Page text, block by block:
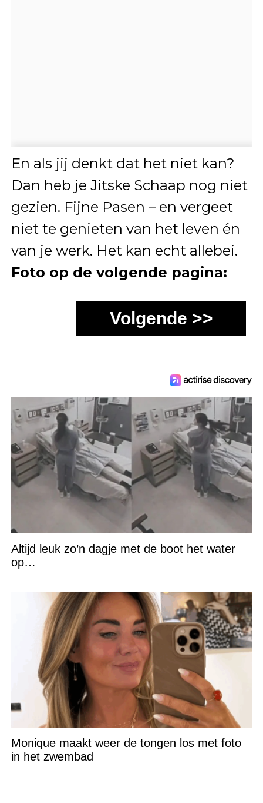
En als jij denkt dat het niet kan?
Dan heb je Jitske Schaap nog niet
gezien. Fijne Pasen – en vergeet
niet te genieten van het leven én
van je werk. Het kan echt allebei.
Foto op de volgende pagina:
Volgende >>
Altijd leuk zo’n dagje met de boot het water
op…
Monique maakt weer de tongen los met foto
in het zwembad